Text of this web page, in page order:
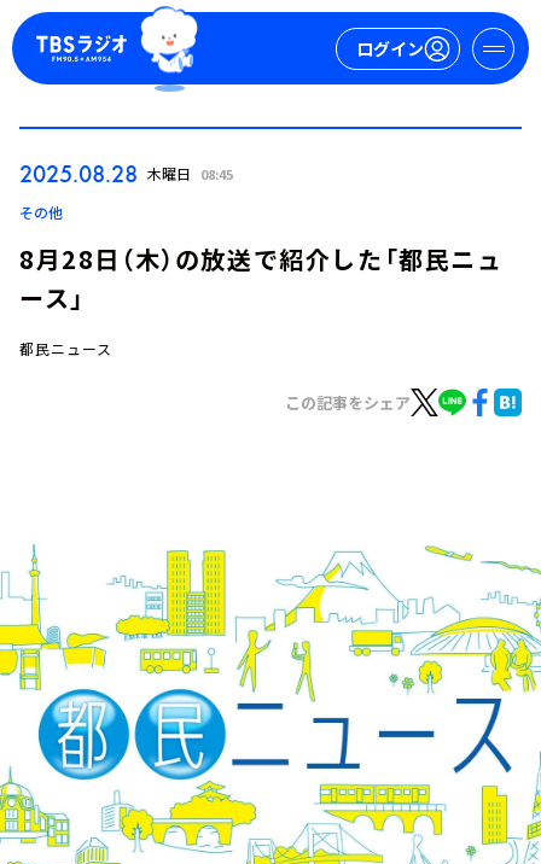
ログイン
イベント・グッズ
YouTube
会社情報
2025.08.28 木曜日 08:45
その他
8月28日（木）の放送で紹介した「都民ニュ
ース」
都民ニュース
この記事をシェア